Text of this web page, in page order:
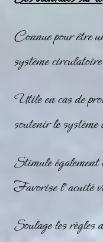
Connue pour être
système
Utile en cas de
soutenir le
Stimule également
Favorise l’acuité
Soulage les règles